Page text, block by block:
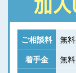
ご相談料 無料
着手金 無料